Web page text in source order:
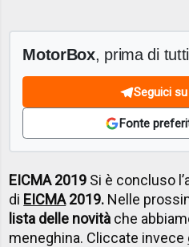
MotorBox, prima di
Seguici
Fonte
EICMA 2019 Si è concluso
di EICMA2019. Nelle
lista delle novità che
meneghina. Cliccate invece